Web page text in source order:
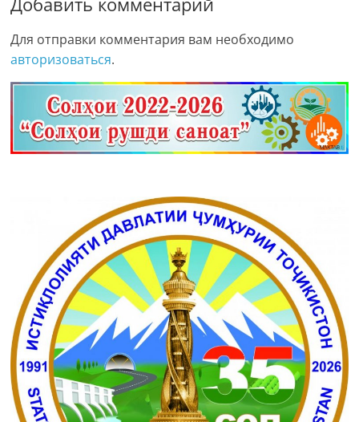
Для отправки комментария вам необходимо
авторизоваться.